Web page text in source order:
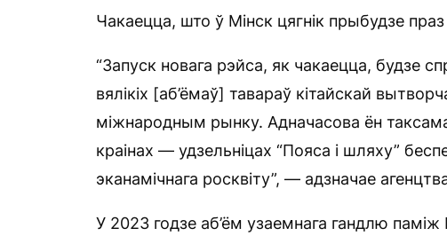
Чакаецца, што ў Мінск цягнік прыбудзе
“Запуск новага рэйса, як чакаецца, будзе
вялікіх [аб’ёмаў] тавараў кітайскай
міжнародным рынку. Адначасова ён
краінах — удзельніцах “Пояса і шляху”
эканамічнага росквіту”, — адзначае
У 2023 годзе аб’ём узаемнага гандлю